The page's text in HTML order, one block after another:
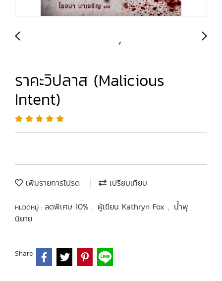
ราคะวิปลาส (Malicious
Intent)
เพิ่มรายการโปรด เปรียบเทียบ
หมวดหมู่ : ลดพิเศษ 10% , ผู้เขียน Kathryn Fox , น้ำพุ ,
นิยาย
Share